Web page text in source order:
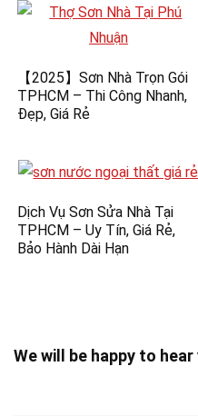
【2025】Sơn Nhà Trọn Gói
TPHCM – Thi Công Nhanh,
Đẹp, Giá Rẻ
Dịch Vụ Sơn Sửa Nhà Tại
TPHCM – Uy Tín, Giá Rẻ,
Bảo Hành Dài Hạn
We will be happy to